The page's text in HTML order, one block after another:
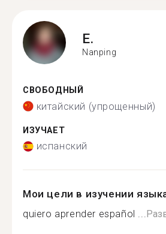
E.
Nanping
СВОБОДНЫЙ
китайский (упрощенный)
ИЗУЧАЕТ
испанский
Мои цели в изучении
quiero aprender español ...